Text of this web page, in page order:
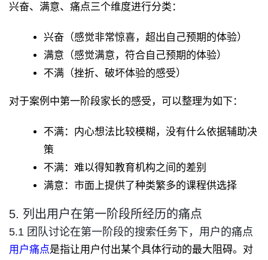
兴奋、满意、痛点三个维度进行分类：
兴奋（感觉非常惊喜，超出自己预期的体验）
满意（感觉满意，符合自己预期的体验）
不满（挫折、破坏体验的感受）
对于案例中第一阶段家长的感受，可以整理为如下：
不满：内心想法比较模糊，没有什么依据辅助决
策
不满：难以得知教育机构之间的差别
满意：市面上提供了种类繁多的课程供选择
5. 列出用户在第一阶段所经历的痛点
5.1 团队讨论在第一阶段的搜索任务下，用户的痛点
用户痛点是指让用户付出某个具体行动的最大阻碍。对